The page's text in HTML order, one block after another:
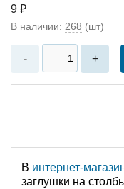
9 ₽
В наличии: 268 (шт)
- +
В интернет-
заглушки на